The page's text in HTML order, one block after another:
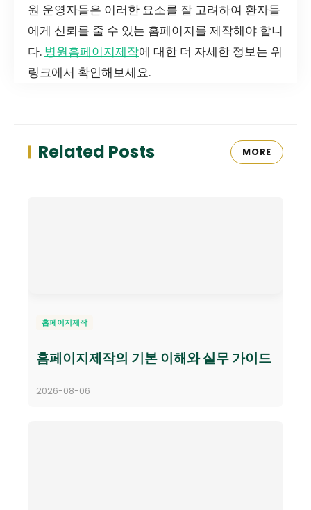
원 운영자들은 이러한 요소를 잘 고려하여 환자들
에게 신뢰를 줄 수 있는 홈페이지를 제작해야 합니
다. 병원홈페이지제작에 대한 더 자세한 정보는 위
링크에서 확인해보세요.
Related Posts MORE
홈페이지제작
홈페이지제작의 기본 이해와 실무 가이드
2026-08-06